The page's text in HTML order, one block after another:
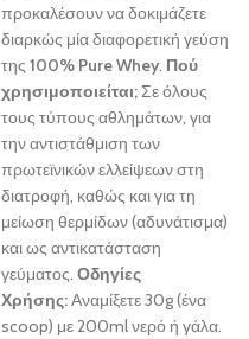
προκαλέσουν να δοκιμάζετε
διαρκώς μία διαφορετική γεύση
της 100% Pure Whey. Πού
χρησιμοποιείται;Σε όλους
τους τύπους αθλημάτων, για
την αντιστάθμιση των
πρωτεϊνικών ελλείψεων στη
διατροφή, καθώς και για τη
μείωση θερμίδων (αδυνάτισμα)
και ως αντικατάσταση
γεύματος. Οδηγίες
Χρήσης:Αναμίξετε 30g (ένα
scoop) με 200ml νερό ή γάλα.